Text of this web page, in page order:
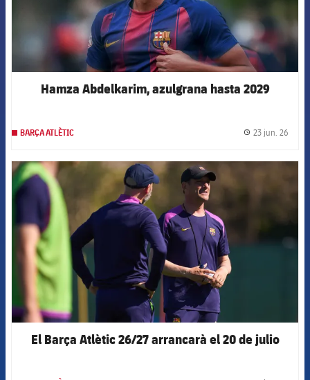
Hamza Abdelkarim, azulgrana hasta 2029
BARÇA ATLÈTIC 23 jun. 26
FCB Barcelona badge
El Barça Atlètic 26/27 arrancarà el 20 de julio